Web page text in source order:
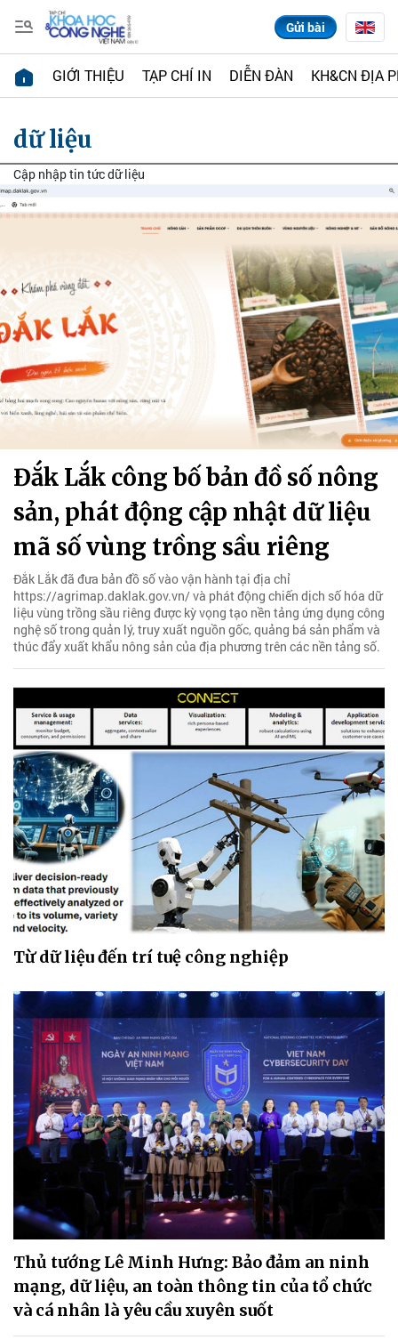
Gửi bài
GIỚI THIỆU TẠP CHÍ IN DIỄN ĐÀN KH&CN ĐỊA
dữ liệu
Cập nhập tin tức dữ liệu
Đắk Lắk công bố bản đồ số nông
sản, phát động cập nhật dữ liệu
mã số vùng trồng sầu riêng
Đắk Lắk đã đưa bản đồ số vào vận hành tại địa chỉ
https://agrimap.daklak.gov.vn/ và phát động chiến dịch số hóa dữ
liệu vùng trồng sầu riêng được kỳ vọng tạo nền tảng ứng dụng công
nghệ số trong quản lý, truy xuất nguồn gốc, quảng bá sản phẩm và
thúc đẩy xuất khẩu nông sản của địa phương trên các nền tảng số.
Từ dữ liệu đến trí tuệ công nghiệp
Thủ tướng Lê Minh Hưng: Bảo đảm an ninh
mạng, dữ liệu, an toàn thông tin của tổ chức
và cá nhân là yêu cầu xuyên suốt